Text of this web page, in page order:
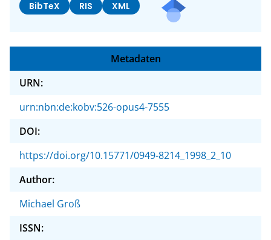
BibTeX RIS XML
Metadaten
URN:
urn:nbn:de:kobv:526-opus4-7555
DOI:
https://doi.org/10.15771/0949-8214_1998_2_10
Author:
Michael Groß
ISSN: